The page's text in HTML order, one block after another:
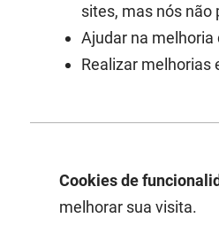
sites, mas nós
Ajudar na
Realizar melhorias
Cookies de
melhorar sua visita.